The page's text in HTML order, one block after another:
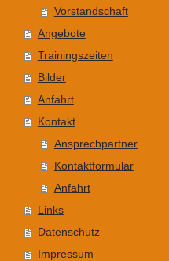
Vorstandschaft
Angebote
Trainingszeiten
Bilder
Anfahrt
Kontakt
Ansprechpartner
Kontaktformular
Anfahrt
Links
Datenschutz
Impressum